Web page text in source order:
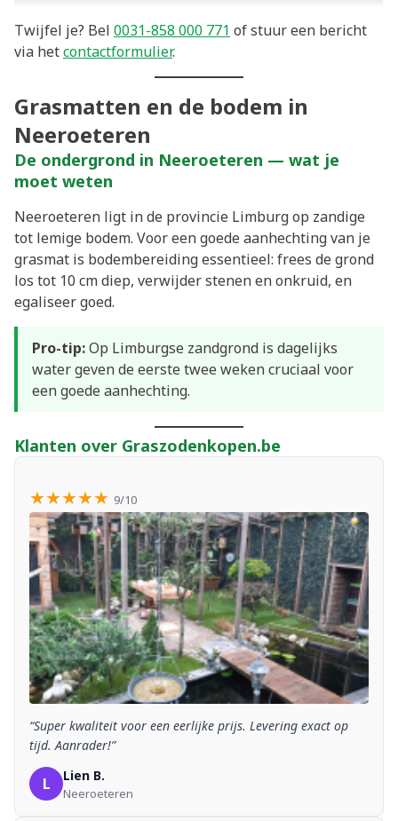
Twijfel je? Bel 0031-858 000 771 of stuur een bericht
via hetcontactformulier.
Grasmatten en de bodem in
Neeroeteren
De ondergrond in Neeroeteren — wat je
moet weten
Neeroeteren ligt in de provincie Limburg op zandige
tot lemige bodem. Voor een goede aanhechting van je
grasmat is bodembereiding essentieel: frees de grond
los tot 10 cm diep, verwijder stenen en onkruid, en
egaliseer goed.
Pro-tip:Op Limburgse zandgrond is dagelijks
water geven de eerste twee weken cruciaal voor
een goede aanhechting.
Klanten over Graszodenkopen.be
★★★★★ 9/10
“Super kwaliteit voor een eerlijke prijs. Levering exact op
tijd. Aanrader!”
L Lien B.
Neeroeteren